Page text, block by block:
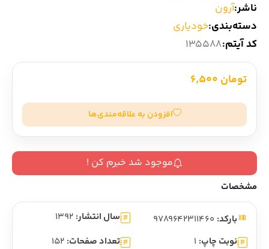
ناشر:آرون
دسته‌بندی:خودیاری
کد آیتم:135588
تومان 6,500
افزودن به علاقه‌مندی‌ها
موجود شد خبرم کن !
مشخصات
بارکد: سال انتشار: 1392
نوبت چاپ: 1 تعداد صفحات: 152